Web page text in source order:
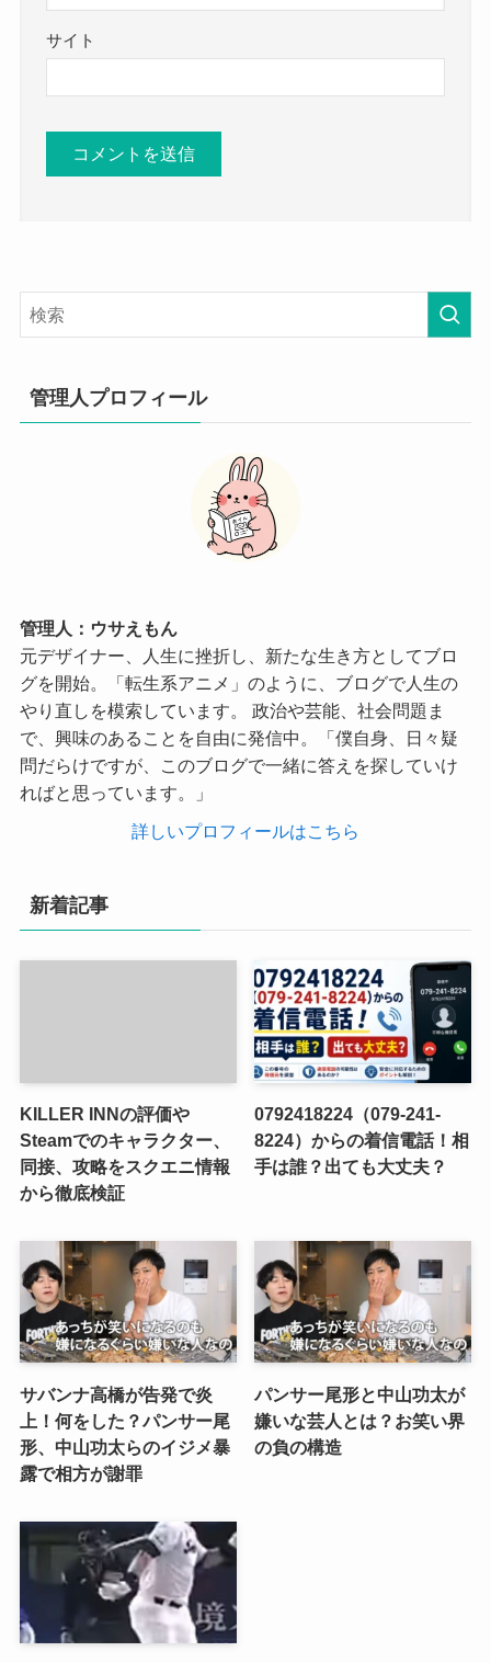
サイト
管理人プロフィール
管理人：ウサえもん
元デザイナー、人生に挫折し、新たな生き方としてブロ
グを開始。「転生系アニメ」のように、ブログで人生の
やり直しを模索しています。 政治や芸能、社会問題ま
で、興味のあることを自由に発信中。「僕自身、日々疑
問だらけですが、このブログで一緒に答えを探していけ
ればと思っています。」
詳しいプロフィールはこちら
新着記事
KILLER INNの評価や
Steamでのキャラクター、
同接、攻略をスクエニ情報
から徹底検証
0792418224（079-241-
8224）からの着信電話！相
手は誰？出ても大丈夫？
サバンナ高橋が告発で炎
上！何をした？パンサー尾
形、中山功太らのイジメ暴
露で相方が謝罪
パンサー尾形と中山功太が
嫌いな芸人とは？お笑い界
の負の構造